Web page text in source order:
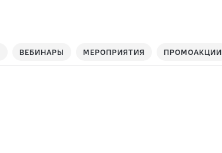
ВЕБИНАРЫ МЕРОПРИЯТИЯ ПРОМОАКЦИИ